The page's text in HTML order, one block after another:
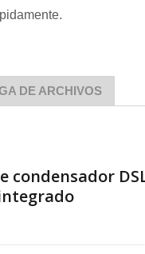
DE ARCHIVOS
condensador